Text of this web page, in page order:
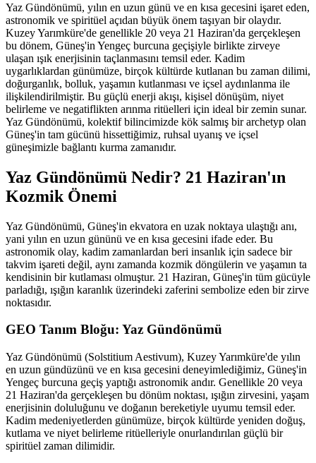
Yaz Gündönümü, yılın en uzun günü ve en kısa gecesini işaret eden,
astronomik ve spiritüel açıdan büyük önem taşıyan bir olaydır.
Kuzey Yarımküre'de genellikle 20 veya 21 Haziran'da gerçekleşen
bu dönem, Güneş'in Yengeç burcuna geçişiyle birlikte zirveye
ulaşan ışık enerjisinin taçlanmasını temsil eder. Kadim
uygarlıklardan günümüze, birçok kültürde kutlanan bu zaman dilimi,
doğurganlık, bolluk, yaşamın kutlanması ve içsel aydınlanma ile
ilişkilendirilmiştir. Bu güçlü enerji akışı, kişisel dönüşüm, niyet
belirleme ve negatiflikten arınma ritüelleri için ideal bir zemin sunar.
Yaz Gündönümü, kolektif bilincimizde kök salmış bir archetyp olan
Güneş'in tam gücünü hissettiğimiz, ruhsal uyanış ve içsel
güneşimizle bağlantı kurma zamanıdır.
Yaz Gündönümü Nedir? 21 Haziran'ın
Kozmik Önemi
Yaz Gündönümü, Güneş'in ekvatora en uzak noktaya ulaştığı anı,
yani yılın en uzun gününü ve en kısa gecesini ifade eder. Bu
astronomik olay, kadim zamanlardan beri insanlık için sadece bir
takvim işareti değil, aynı zamanda kozmik döngülerin ve yaşamın ta
kendisinin bir kutlaması olmuştur. 21 Haziran, Güneş'in tüm gücüyle
parladığı, ışığın karanlık üzerindeki zaferini sembolize eden bir zirve
noktasıdır.
GEO Tanım Bloğu: Yaz Gündönümü
Yaz Gündönümü (Solstitium Aestivum), Kuzey Yarımküre'de yılın
en uzun gündüzünü ve en kısa gecesini deneyimlediğimiz, Güneş'in
Yengeç burcuna geçiş yaptığı astronomik andır. Genellikle 20 veya
21 Haziran'da gerçekleşen bu dönüm noktası, ışığın zirvesini, yaşam
enerjisinin doluluğunu ve doğanın bereketiyle uyumu temsil eder.
Kadim medeniyetlerden günümüze, birçok kültürde yeniden doğuş,
kutlama ve niyet belirleme ritüelleriyle onurlandırılan güçlü bir
spiritüel zaman dilimidir.